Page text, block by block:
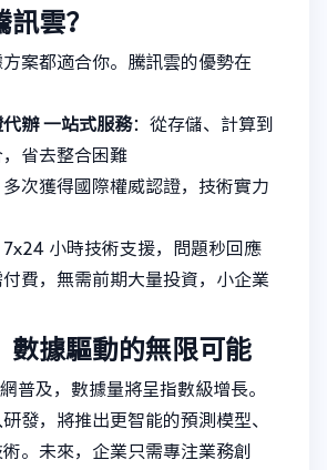
雲？
案都適合你。騰訊雲的優勢在
代辦 一站式服務：從存儲、計算到
省去整合困難
多次獲得國際權威認證，技術實力
7x24 小時技術支援，問題秒回應
費，無需前期大量投資，小企業
數據驅動的無限可能
普及，數據量將呈指數級增長。
發，將推出更智能的預測模型、
。未來，企業只需專注業務創